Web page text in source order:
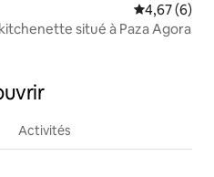
Évaluation
4,67 (6)
situé à Paza Agora
Activités